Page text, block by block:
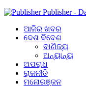
Publisher -
ଆଜିର ଖବର
ଦେଶ ବିଦେଶ
ବାଣିଜ୍ୟ
ଅନ୍ୟାନ୍ୟ
ଅପରାଧ
ରାଜନୀତି
ମନୋରଞ୍ଜନ